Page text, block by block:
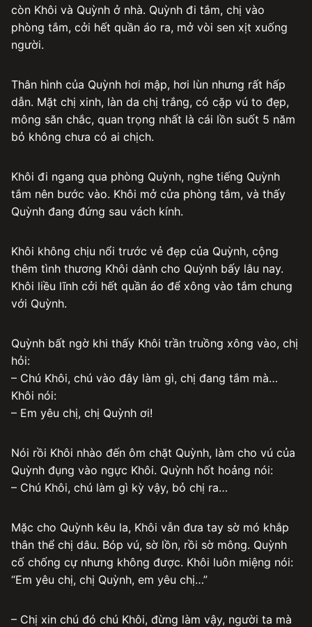
còn Khôi và Quỳnh ở nhà. Quỳnh đi tắm, chị vào
phòng tắm, cởi hết quần áo ra, mở vòi sen xịt xuống
người.
Thân hình của Quỳnh hơi mập, hơi lùn nhưng rất hấp
dẫn. Mặt chị xinh, làn da chị trắng, có cặp vú to đẹp,
mông săn chắc, quan trọng nhất là cái lồn suốt 5 năm
bỏ không chưa có ai chịch.
Khôi đi ngang qua phòng Quỳnh, nghe tiếng Quỳnh
tắm nên bước vào. Khôi mở cửa phòng tắm, và thấy
Quỳnh đang đứng sau vách kính.
Khôi không chịu nổi trước vẻ đẹp của Quỳnh, cộng
thêm tình thương Khôi dành cho Quỳnh bấy lâu nay.
Khôi liều lĩnh cởi hết quần áo để xông vào tắm chung
với Quỳnh.
Quỳnh bất ngờ khi thấy Khôi trần truồng xông vào, chị
hỏi:
– Chú Khôi, chú vào đây làm gì, chị đang tắm mà…
Khôi nói:
– Em yêu chị, chị Quỳnh ơi!
Nói rồi Khôi nhào đến ôm chặt Quỳnh, làm cho vú của
Quỳnh đụng vào ngực Khôi. Quỳnh hốt hoảng nói:
– Chú Khôi, chú làm gì kỳ vậy, bỏ chị ra…
Mặc cho Quỳnh kêu la, Khôi vẫn đưa tay sờ mó khắp
thân thể chị dâu. Bóp vú, sờ lồn, rồi sờ mông. Quỳnh
cố chống cự nhưng không được. Khôi luôn miệng nói:
“Em yêu chị, chị Quỳnh, em yêu chị…”
– Chị xin chú đó chú Khôi, đừng làm vậy, người ta mà